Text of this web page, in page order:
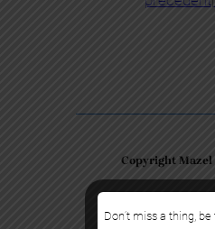
Copyright Mazel
Check our photos on Instagram !
Don’t miss a thing,